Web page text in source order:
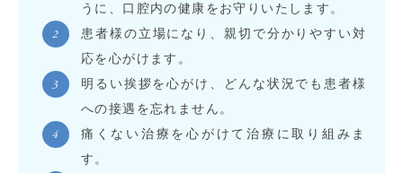
うに、口腔内の健康をお守りいたします。
患者様の立場になり、親切で分かりやすい対
応を心がけます。
明るい挨拶を心がけ、どんな状況でも患者様
への接遇を忘れません。
痛くない治療を心がけて治療に取り組みま
す。